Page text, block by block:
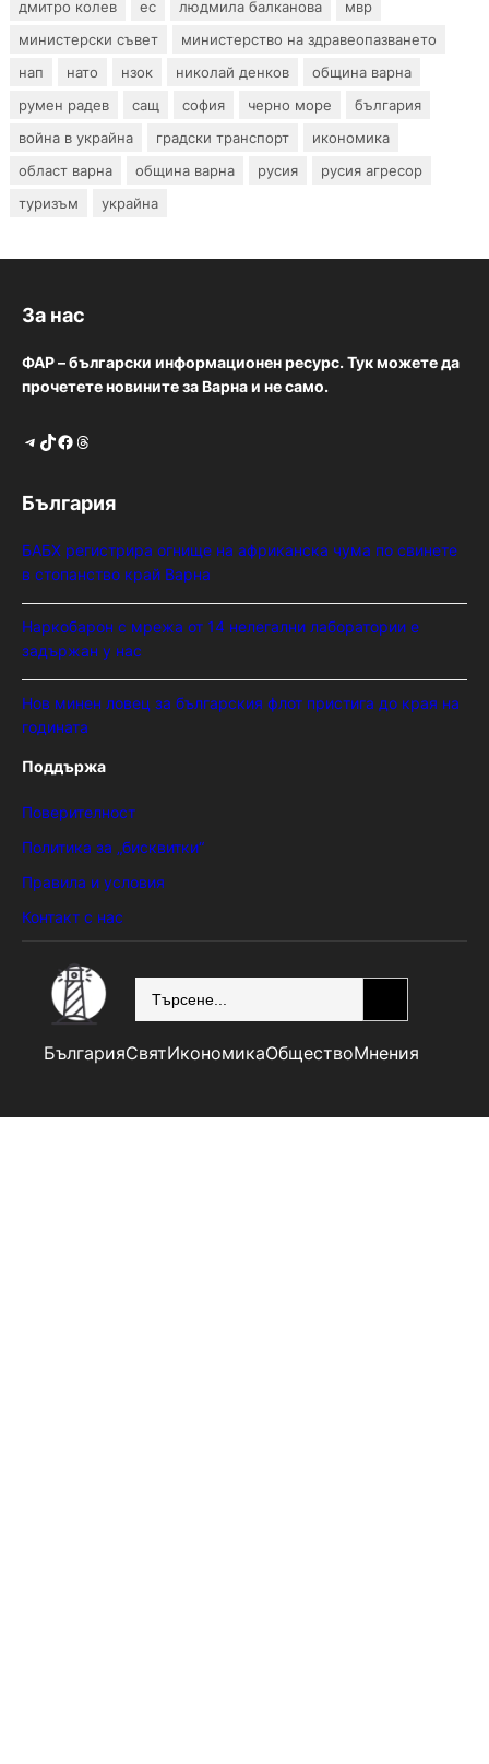
дмитро колев
ес людмила балканова
мвр
министерски съвет
министерство на здравеопазването
нап
нато нзок николай денков
община варна
румен радев
сащ софия черно море
българия
война в украйна
градски транспорт
икономика
област варна
община варна русия
русия агресор
туризъм
украйна
За нас
ФАР – български информационен ресурс. Тук можете да
прочетете новините за Варна и не само.
Telegram TikTok Facebook Threads
България
БАБХ регистрира огнище на африканска чума по свинете
в стопанство край Варна
Наркобарон с мрежа от 14 нелегални лаборатории е
задържан у нас
Нов минен ловец за българския флот пристига до края на
годината
Поддържа
Поверителност
Политика за „бисквитки“
Правила и условия
Контакт с нас
БългарияСвятИкономикаОбществоМнения